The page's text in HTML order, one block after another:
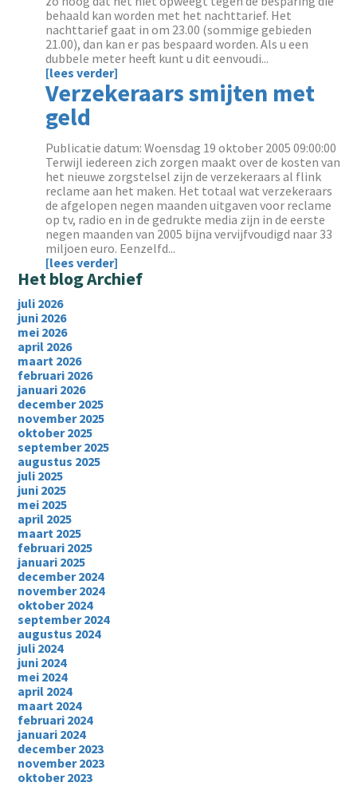
behaald kan worden met het nachttarief. Het
nachttarief gaat in om 23.00 (sommige gebieden
21.00), dan kan er pas bespaard worden. Als u een
dubbele meter heeft kunt u dit eenvoudi...
[lees verder]
Verzekeraars smijten met
geld
Publicatie datum: Woensdag 19 oktober 2005 09:00:00
Terwijl iedereen zich zorgen maakt over de kosten van
het nieuwe zorgstelsel zijn de verzekeraars al flink
reclame aan het maken. Het totaal wat verzekeraars
de afgelopen negen maanden uitgaven voor reclame
op tv, radio en in de gedrukte media zijn in de eerste
negen maanden van 2005 bijna vervijfvoudigd naar 33
miljoen euro. Eenzelfd...
[lees verder]
Het blog Archief
juli 2026
juni 2026
mei 2026
april 2026
maart 2026
februari 2026
januari 2026
december 2025
november 2025
oktober 2025
september 2025
augustus 2025
juli 2025
juni 2025
mei 2025
april 2025
maart 2025
februari 2025
januari 2025
december 2024
november 2024
oktober 2024
september 2024
augustus 2024
juli 2024
juni 2024
mei 2024
april 2024
maart 2024
februari 2024
januari 2024
december 2023
november 2023
oktober 2023